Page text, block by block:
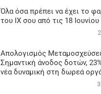
Όλα όσα πρέπει να έχει το
του ΙΧ σου από τις 18 Ιουνίου
Απολογισμός
Σημαντική άνοδος δοτών,
νέα δυναμική στη δωρεά